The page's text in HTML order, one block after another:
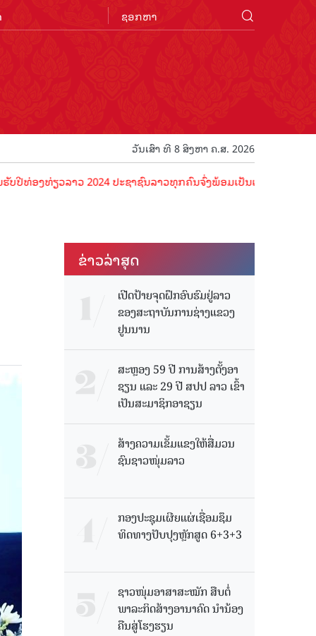
ວັນເສົາ ທີ 8 ສິງຫາ ຄ.ສ. 2026
ທ່ຽວລາວ 2024 ປະຊາຊົນລາວທຸກຄົນຈົ່ງພ້ອມເປັນເຈົ້າພາບທີ່ດີ ຕ້ອນຮັບ
ຂ່າວ​ລ່າ​ສຸດ
ເປີດປ້າຍຈຸດຝຶກອົບຮົມຢູ່ລາວ
ຂອງສະຖາບັນການຊ່າງແຂວງ
ຢູນນານ
ສະຫຼອງ 59 ປີ ການສ້າງຕັ້ງອາ
ຊຽນ ແລະ 29 ປີ ສປປ ລາວ ເຂົ້າ
ເປັນສະມາຊິກອາຊຽນ
ສ້າງຄວາມເຂັ້ມແຂງໃຫ້ສື່ມວນ
ຊົນຊາວໜຸ່ມລາວ
ກອງປະຊຸມເຜີຍແຜ່ເຊື່ອມຊຶມ
ທິດທາງປັບປຸງຫຼັກສູດ 6+3+3
ຊາວໜຸ່ມອາສາສະໝັກ ສືບຕໍ່
ພາລະກິດສ້າງອານາຄົດ ນໍານ້ອງ
ຄືນສູ່ໂຮງຮຽນ